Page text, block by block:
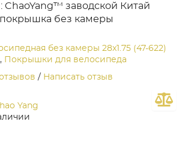
ChaoYang™ заводской Китай
без камеры
без камеры 28x1.75 (47-622)
, Покрышки для велосипеда
/ Написать отзыв
Yang